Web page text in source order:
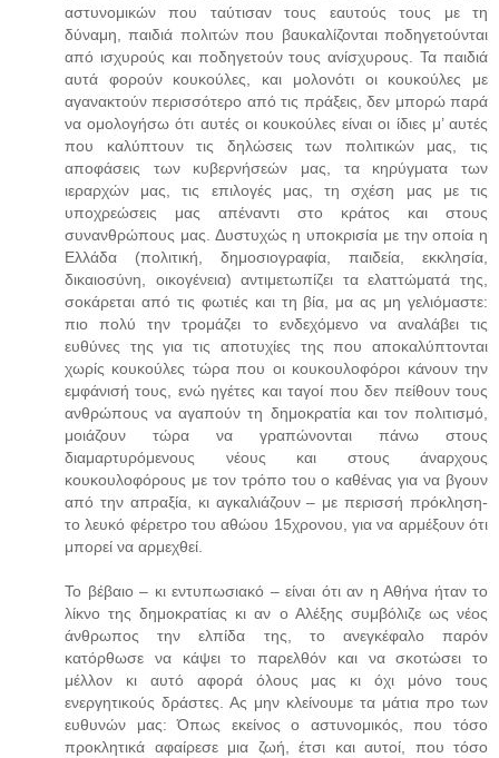
αστυνομικών που ταύτισαν τους εαυτούς τους με τη
δύναμη, παιδιά πολιτών που βαυκαλίζονται ποδηγετούνται
από ισχυρούς και ποδηγετούν τους ανίσχυρους. Τα παιδιά
αυτά φορούν κουκούλες, και μολονότι οι κουκούλες με
αγανακτούν περισσότερο από τις πράξεις, δεν μπορώ παρά
να ομολογήσω ότι αυτές οι κουκούλες είναι οι ίδιες μ’ αυτές
που καλύπτουν τις δηλώσεις των πολιτικών μας, τις
αποφάσεις των κυβερνήσεών μας, τα κηρύγματα των
ιεραρχών μας, τις επιλογές μας, τη σχέση μας με τις
υποχρεώσεις μας απέναντι στο κράτος και στους
συνανθρώπους μας. Δυστυχώς η υποκρισία με την οποία η
Ελλάδα (πολιτική, δημοσιογραφία, παιδεία, εκκλησία,
δικαιοσύνη, οικογένεια) αντιμετωπίζει τα ελαττώματά της,
σοκάρεται από τις φωτιές και τη βία, μα ας μη γελιόμαστε:
πιο πολύ την τρομάζει το ενδεχόμενο να αναλάβει τις
ευθύνες της για τις αποτυχίες της που αποκαλύπτονται
χωρίς κουκούλες τώρα που οι κουκουλοφόροι κάνουν την
εμφάνισή τους, ενώ ηγέτες και ταγοί που δεν πείθουν τους
ανθρώπους να αγαπούν τη δημοκρατία και τον πολιτισμό,
μοιάζουν τώρα να γραπώνονται πάνω στους
διαμαρτυρόμενους νέους και στους άναρχους
κουκουλοφόρους με τον τρόπο του ο καθένας για να βγουν
από την απραξία, κι αγκαλιάζουν – με περισσή πρόκληση-
το λευκό φέρετρο του αθώου 15χρονου, για να αρμέξουν ότι
μπορεί να αρμεχθεί.
Το βέβαιο – κι εντυπωσιακό – είναι ότι αν η Αθήνα ήταν το
λίκνο της δημοκρατίας κι αν ο Αλέξης συμβόλιζε ως νέος
άνθρωπος την ελπίδα της, το ανεγκέφαλο παρόν
κατόρθωσε να κάψει το παρελθόν και να σκοτώσει το
μέλλον κι αυτό αφορά όλους μας κι όχι μόνο τους
ενεργητικούς δράστες. Ας μην κλείνουμε τα μάτια προ των
ευθυνών μας: Όπως εκείνος ο αστυνομικός, που τόσο
προκλητικά αφαίρεσε μια ζωή, έτσι και αυτοί, που τόσο